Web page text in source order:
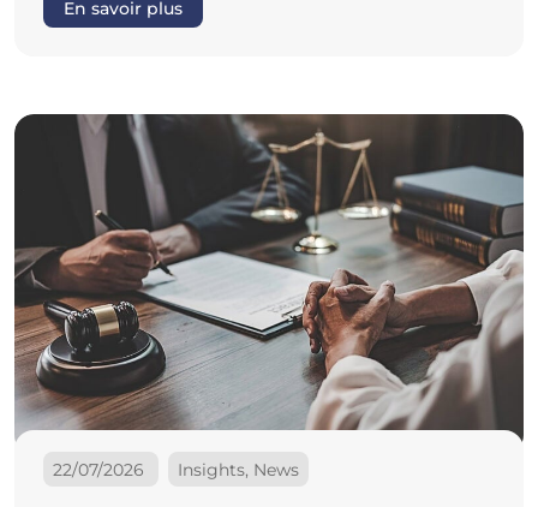
En savoir plus
22/07/2026 Insights, News